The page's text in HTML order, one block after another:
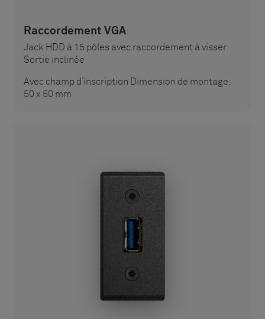
Raccordement VGA
Jack HDD à 15 pôles avec raccordement à visser
Sortie inclinée
Avec champ d’inscription Dimension de montage:
50 x 50 mm